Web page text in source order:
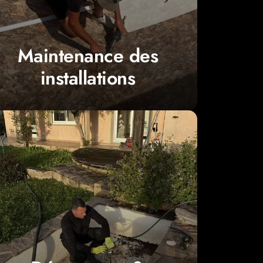
Maintenance des
installations
Maintenance des
installations
Contrôle de lapompe,nettoyage du
Pompe en panne, robot défaillant,
problème de filtration,eau trouble
malgré le traitement… Nospiscinistes à
Ajacciointerviennent rapidement pour
diagnostiquer et résoudre chaque
situation.